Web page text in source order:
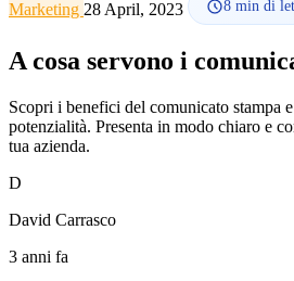
Marketing 28 April, 2023 8 min di
A cosa servono i
Scopri i benefici del comunicato stampa
potenzialità. Presenta in modo chiaro e
tua azienda.
D
David Carrasco
3 anni fa